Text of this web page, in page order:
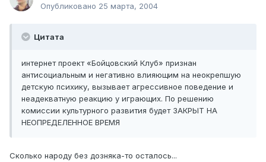
Опубликовано 25 марта, 2004
Цитата
интернет проект «Бойцовский Клуб» признан
антисоциальным и негативно влияющим на неокрепшую
детскую психику, вызывает агрессивное поведение и
неадекватную реакцию у играющих. По решению
комиссии культурного развития будет ЗАКРЫТ НА
НЕОПРЕДЕЛЕННОЕ ВРЕМЯ
Сколько народу без дозняка-то осталось...